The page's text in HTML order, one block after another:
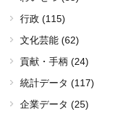
行政 (115)
文化芸能 (62)
貢献・手柄 (24)
統計データ (117)
企業データ (25)